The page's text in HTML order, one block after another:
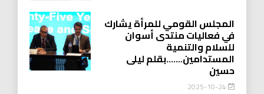
المجلس القومي للمرأة يشارك
في فعاليات منتدى أسوان
للسلام والتنمية
المستدامين…….بقلم ليلى
حسين
2025-10-24